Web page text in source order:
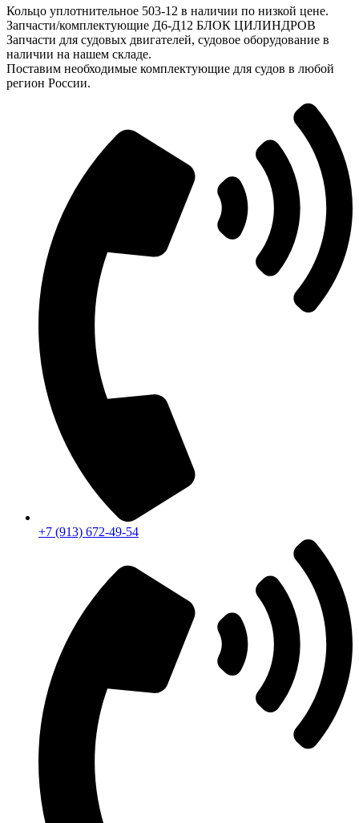
Кольцо уплотнительное 503-12 в наличии по низкой цене.
Запчасти/комплектующие Д6-Д12 БЛОК ЦИЛИНДРОВ
Запчасти для судовых двигателей, судовое оборудование в
наличии на нашем складе.
Поставим необходимые комплектующие для судов в любой
регион России.
+7 (913) 672-49-54